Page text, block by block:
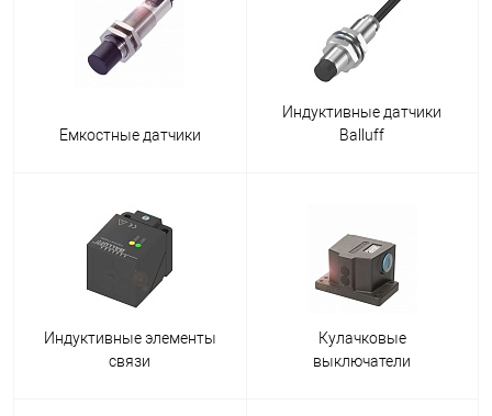
Емкостные датчики
Индуктивные датчики
Balluff
Индуктивные элементы
связи
Кулачковые
выключатели